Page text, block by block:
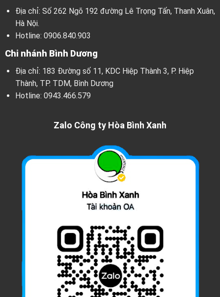
Địa chỉ: Số 262 Ngõ 192 đường Lê Trọng Tấn, Thanh Xuân,
Hà Nội.
Hotline: 0906.840.903
Chi nhánh Bình Dương
Địa chỉ: 183 Đường số 11, KDC Hiệp Thành 3, P. Hiệp
Thành, TP. TDM, Bình Dương
Hotline: 0943.466.579
Zalo Công ty Hòa Bình Xanh